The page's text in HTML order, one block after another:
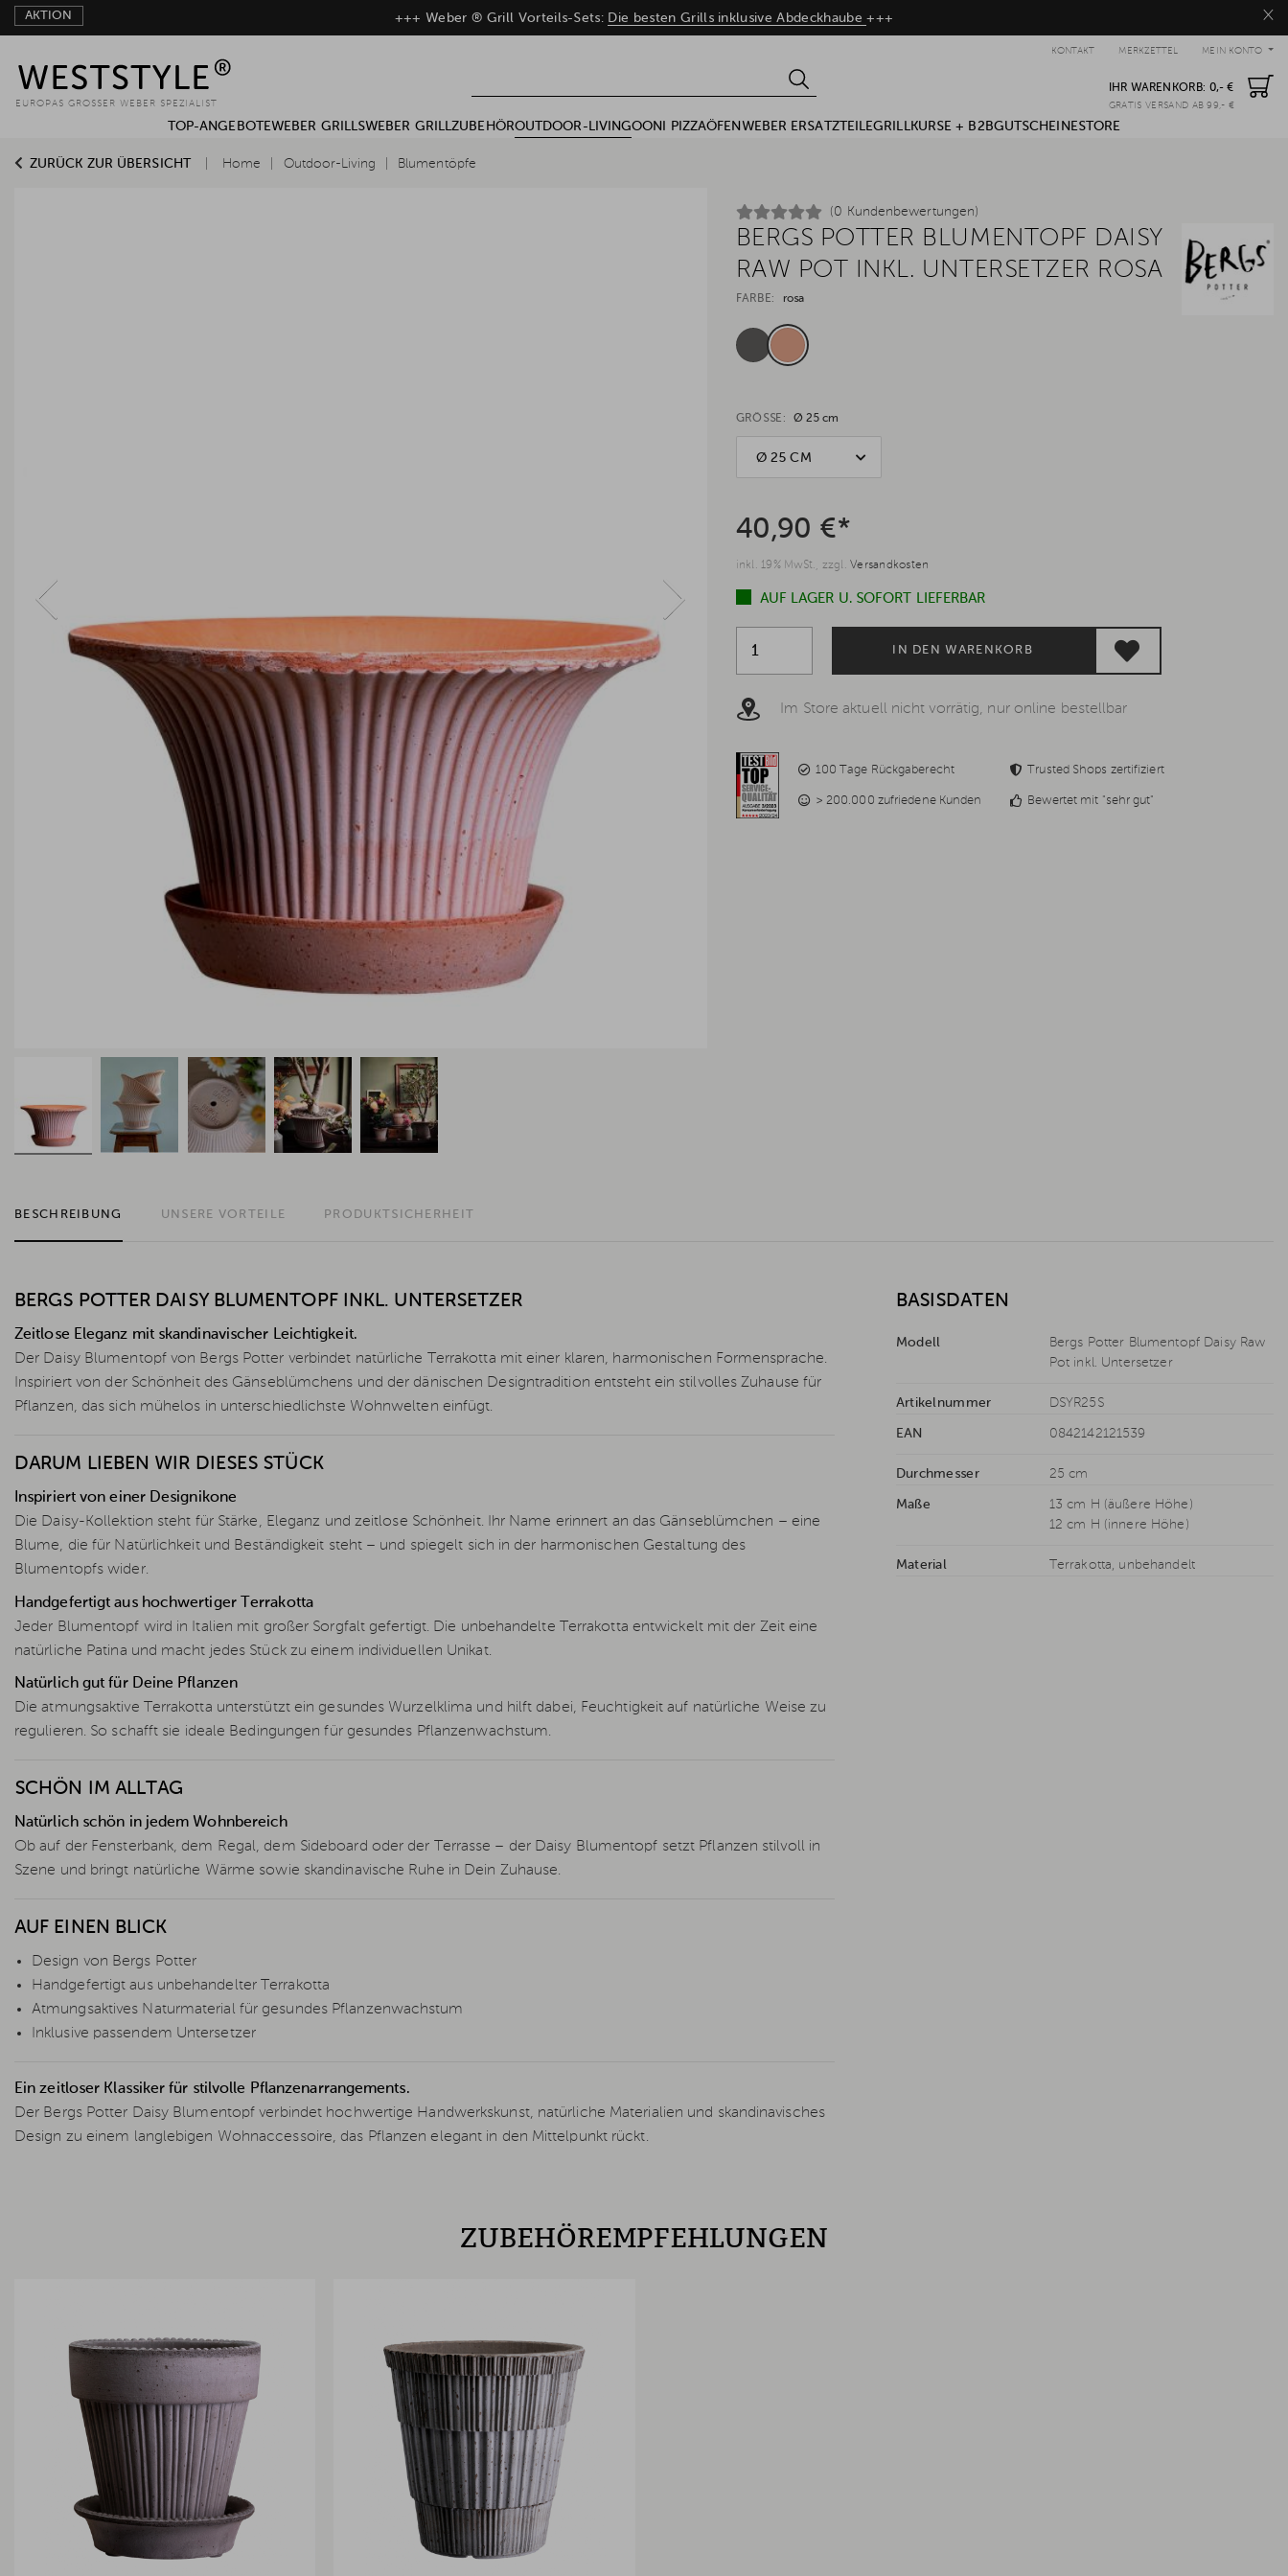
AKTION ×
+++ Weber ® Grill Vorteils-Sets: Die besten Grills inklusive Abdeckhaube+++
MEIN KONTO
MERKZETTEL
KONTAKT
IHR WARENKORB: 0,- €
GRATIS VERSAND AB 99,- €
EUROPAS GROSSER WEBER SPEZIALIST
TOP-ANGEBOTEWEBER GRILLSWEBER GRILLZUBEHÖROUTDOOR-LIVINGOONI PIZZAÖFEN WEBER ERSATZTEILEGRILLKURSE + B2BGUTSCHEINESTORE
ZURÜCK ZUR ÜBERSICHT Home Outdoor-Living Blumentöpfe
(0 Kundenbewertungen)
BERGS POTTER BLUMENTOPF DAISY
RAW POT INKL. UNTERSETZER ROSA
FARBE: rosa
GRÖSSE: Ø 25 cm
Ø 25 CM
40,90 €*
inkl. 19% MwSt., zzgl.Versandkosten
AUF LAGER U. SOFORT LIEFERBAR
IN DEN WARENKORB
Im Store aktuell nicht vorrätig, nur online bestellbar
100 Tage Rückgaberecht Trusted Shops zertifiziert
> 200.000 zufriedene Kunden Bewertet mit "sehr gut"
BESCHREIBUNG UNSERE VORTEILE PRODUKTSICHERHEIT
BERGS POTTER DAISY BLUMENTOPF INKL. UNTERSETZER
Zeitlose Eleganz mit skandinavischer Leichtigkeit.
Der Daisy Blumentopf von Bergs Potter verbindet natürliche Terrakotta mit einer klaren, harmonischen Formensprache.
Inspiriert von der Schönheit des Gänseblümchens und der dänischen Designtradition entsteht ein stilvolles Zuhause für
Pflanzen, das sich mühelos in unterschiedlichste Wohnwelten einfügt.
DARUM LIEBEN WIR DIESES STÜCK
Inspiriert von einer Designikone
Die Daisy-Kollektion steht für Stärke, Eleganz und zeitlose Schönheit. Ihr Name erinnert an das Gänseblümchen – eine
Blume, die für Natürlichkeit und Beständigkeit steht – und spiegelt sich in der harmonischen Gestaltung des
Blumentopfs wider.
Handgefertigt aus hochwertiger Terrakotta
Jeder Blumentopf wird in Italien mit großer Sorgfalt gefertigt. Die unbehandelte Terrakotta entwickelt mit der Zeit eine
natürliche Patina und macht jedes Stück zu einem individuellen Unikat.
Natürlich gut für Deine Pflanzen
Die atmungsaktive Terrakotta unterstützt ein gesundes Wurzelklima und hilft dabei, Feuchtigkeit auf natürliche Weise zu
regulieren. So schafft sie ideale Bedingungen für gesundes Pflanzenwachstum.
SCHÖN IM ALLTAG
Natürlich schön in jedem Wohnbereich
Ob auf der Fensterbank, dem Regal, dem Sideboard oder der Terrasse – der Daisy Blumentopf setzt Pflanzen stilvoll in
Szene und bringt natürliche Wärme sowie skandinavische Ruhe in Dein Zuhause.
AUF EINEN BLICK
Design von Bergs Potter
Handgefertigt aus unbehandelter Terrakotta
Atmungsaktives Naturmaterial für gesundes Pflanzenwachstum
Inklusive passendem Untersetzer
Ein zeitloser Klassiker für stilvolle Pflanzenarrangements.
Der Bergs Potter Daisy Blumentopf verbindet hochwertige Handwerkskunst, natürliche Materialien und skandinavisches
Design zu einem langlebigen Wohnaccessoire, das Pflanzen elegant in den Mittelpunkt rückt.
BASISDATEN
Modell
Bergs Potter Blumentopf Daisy Raw
Pot inkl. Untersetzer
Artikelnummer DSYR25S
EAN 0842142121539
Durchmesser 25 cm
Maße
13 cm H (äußere Höhe)
12 cm H (innere Höhe)
Material Terrakotta, unbehandelt
ZUBEHÖREMPFEHLUNGEN